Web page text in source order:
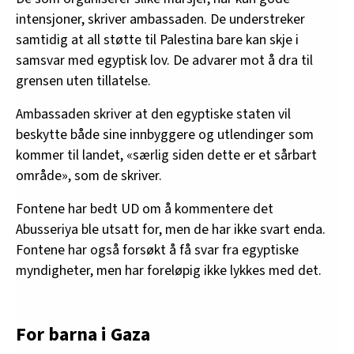
intensjoner, skriver ambassaden. De understreker
samtidig at all støtte til Palestina bare kan skje i
samsvar med egyptisk lov. De advarer mot å dra til
grensen uten tillatelse.
Ambassaden skriver at den egyptiske staten vil
beskytte både sine innbyggere og utlendinger som
kommer til landet, «særlig siden dette er et sårbart
område», som de skriver.
Fontene har bedt UD om å kommentere det
Abusseriya ble utsatt for, men de har ikke svart enda.
Fontene har også forsøkt å få svar fra egyptiske
myndigheter, men har foreløpig ikke lykkes med det.
For barna i Gaza